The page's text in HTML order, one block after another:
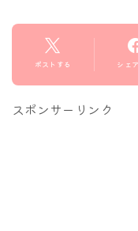
ポストする シェ
スポンサーリンク